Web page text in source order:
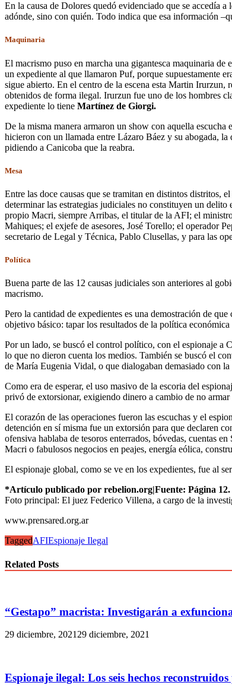
En la causa de Dolores quedó evidenciado que se accedía
adónde, sino con quién. Todo indica que esa información
Maquinaria
El macrismo puso en marcha una gigantesca maquinaria de
un expediente al que llamaron Puf, porque supuestamente
sigue abierto. En el centro de la escena esta Martin Irurzun,
obtenidos de forma ilegal. Irurzun fue uno de los hombres
expediente lo tiene Martínez de Giorgi.
De la misma manera armaron un show con aquella escucha
hicieron con un llamada entre Lázaro Báez y su abogada,
pidiendo a Canicoba que la reabra.
Mesa
Entre las doce causas que se tramitan en distintos distritos,
determinar las estrategias judiciales no constituyen un delito
propio Macri, siempre Arribas, el titular de la AFI; el
Mahiques; el exjefe de asesores, José Torello; el operador
secretario de Legal y Técnica, Pablo Clusellas, y para las
Política
Buena parte de las 12 causas judiciales son anteriores al
macrismo.
Pero la cantidad de expedientes es una demostración de
objetivo básico: tapar los resultados de la política
Por un lado, se buscó el control político, con el espionaje a
lo que no dieron cuenta los medios. También se buscó el
de María Eugenia Vidal, o que dialogaban demasiado con
Como era de esperar, el uso masivo de la escoria del
privó de extorsionar, exigiendo dinero a cambio de no
El corazón de las operaciones fueron las escuchas y el
detención en sí misma fue un extorsión para que declaren
ofensiva hablaba de tesoros enterrados, bóvedas, cuentas
Macri o fabulosos negocios en peajes, energía eólica,
El espionaje global, como se ve en los expedientes, fue al
*Artículo publicado por rebelion.org|Fuente: Página 12.
Foto principal: El juez Federico Villena, a cargo de la
www.prensared.org.ar
TaggedAFIEspionaje Ilegal
Related Posts
“Gestapo” macrista: Investigarán a
29 diciembre, 2021 29 diciembre, 2021
Espionaje ilegal: Los seis hechos